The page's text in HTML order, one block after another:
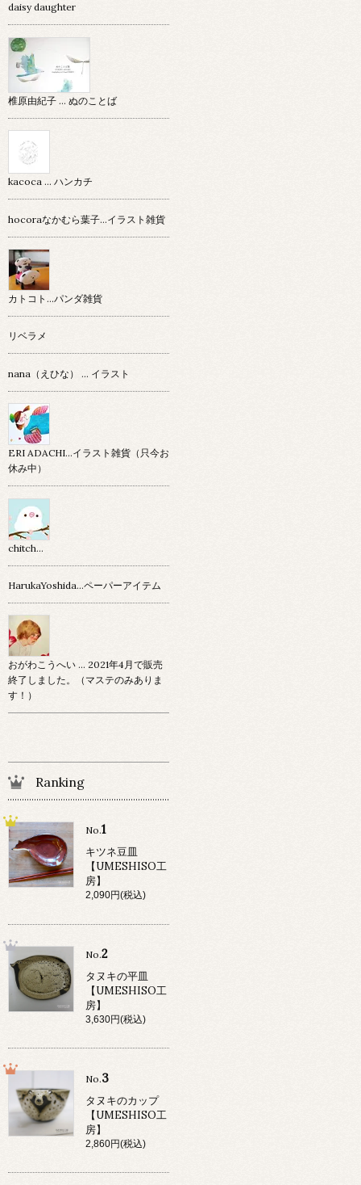
daisy daughter
椎原由紀子 ... ぬのことば
kacoca ... ハンカチ
hocoraなかむら葉子…イラスト雑貨
カトコト…パンダ雑貨
リベラメ
nana（えひな） … イラスト
ERI ADACHI...イラスト雑貨（只今お
休み中）
chitch…
HarukaYoshida…ペーパーアイテム
おがわこうへい … 2021年4月で販売
終了しました。（マステのみありま
す！）
Ranking
No.1
キツネ豆皿
【UMESHISO工
房】
2,090円(税込)
No.2
タヌキの平皿
【UMESHISO工
房】
3,630円(税込)
No.3
タヌキのカップ
【UMESHISO工
房】
2,860円(税込)